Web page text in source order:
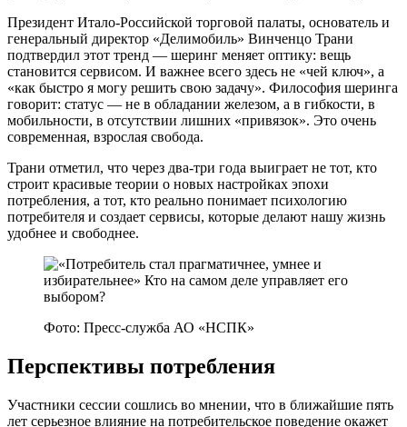
Президент Итало-Российской торговой палаты, основатель и
генеральный директор «Делимобиль» Винченцо Трани
подтвердил этот тренд — шеринг меняет оптику: вещь
становится сервисом. И важнее всего здесь не «чей ключ», а
«как быстро я могу решить свою задачу». Философия шеринга
говорит: статус — не в обладании железом, а в гибкости, в
мобильности, в отсутствии лишних «привязок». Это очень
современная, взрослая свобода.
Трани отметил, что через два-три года выиграет не тот, кто
строит красивые теории о новых настройках эпохи
потребления, а тот, кто реально понимает психологию
потребителя и создает сервисы, которые делают нашу жизнь
удобнее и свободнее.
Фото: Пресс-служба АО «НСПК»
Перспективы потребления
Участники сессии сошлись во мнении, что в ближайшие пять
лет серьезное влияние на потребительское поведение окажет